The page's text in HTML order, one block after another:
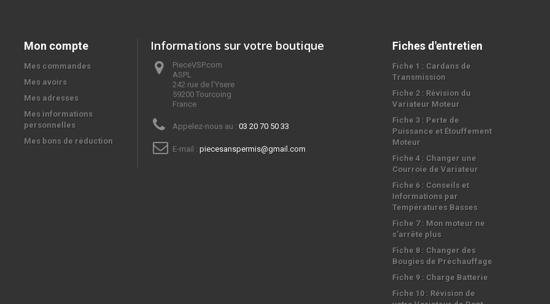
Mon compte
Mes commandes
Mes avoirs
Mes adresses
Mes informations
personnelles
Mes bons de réduction
Informations sur votre boutique
PieceVSP.com
ASPL
242 rue de l'Ysere
59200 Tourcoing
France
Appelez-nous au : 03 20 70 50 33
E-mail : piecesanspermis@gmail.com
Fiches d'entretien
Fiche 1 : Cardans de
Transmission
Fiche 2 : Révision du
Variateur Moteur
Fiche 3 : Perte de
Puissance et Étouffement
Moteur
Fiche 4 : Changer une
Courroie de Variateur
Fiche 6 : Conseils et
Informations par
Températures Basses
Fiche 7 : Mon moteur ne
s'arrête plus
Fiche 8 : Changer des
Bougies de Préchauffage
Fiche 9 : Charge Batterie
Fiche 10 : Révision de